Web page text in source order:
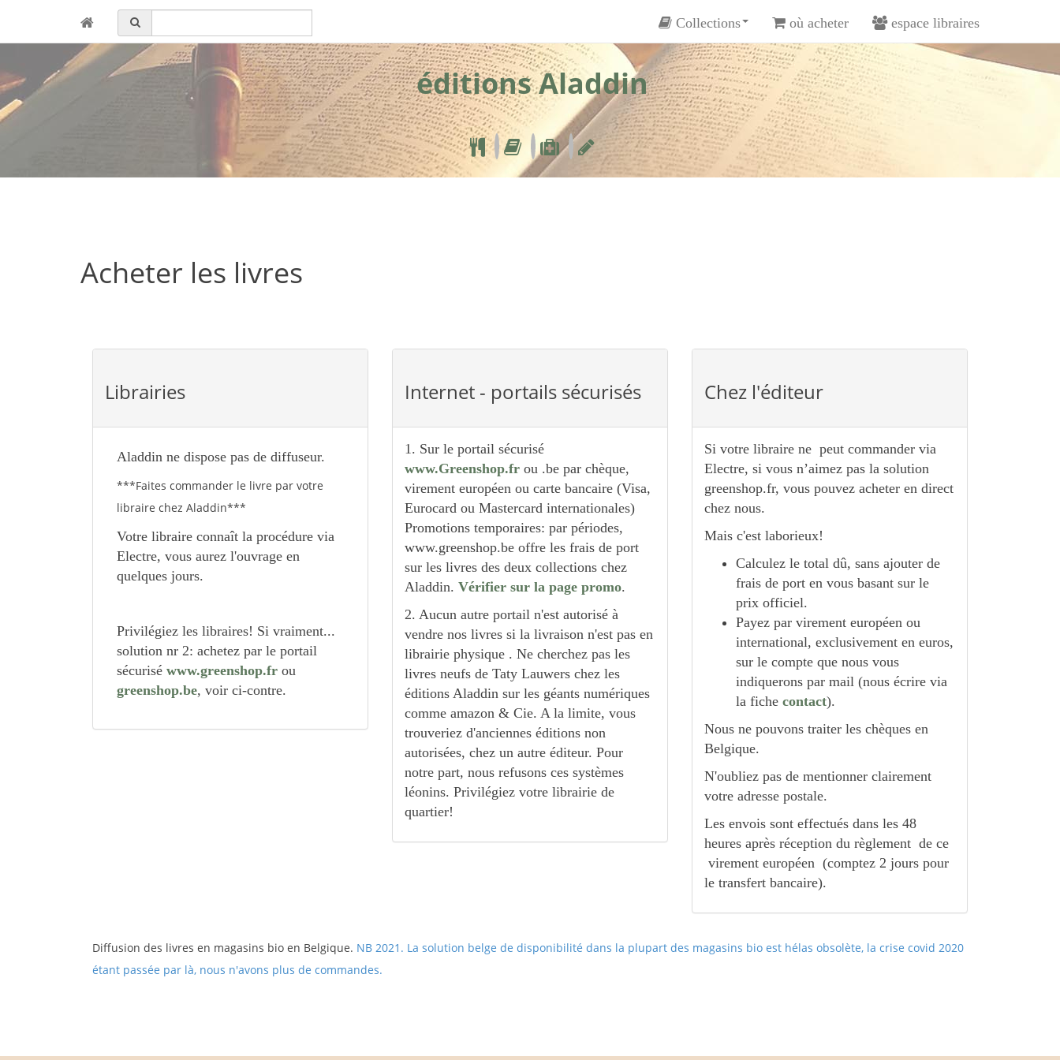
Collections où acheter espace libraires
éditions Aladdin
Acheter les livres
Librairies
Aladdin ne dispose pas de diffuseur.
***Faites commander le livre par votre
libraire chez Aladdin***
Votre libraire connaît la procédure via
Electre, vous aurez l'ouvrage en
quelques jours.
Privilégiez les libraires! Si vraiment...
solution nr 2: achetez par le portail
sécurisé www.greenshop.fr ou
greenshop.be, voir ci-contre.
Internet - portails sécurisés
1. Sur le portail sécurisé
www.Greenshop.fr ou .be par chèque,
virement européen ou carte bancaire (Visa,
Eurocard ou Mastercard internationales)
Promotions temporaires: par périodes,
www.greenshop.be offre les frais de port
sur les livres des deux collections chez
Aladdin. Vérifier sur la page promo.
2. Aucun autre portail n'est autorisé à
vendre nos livres si la livraison n'est pas en
librairie physique . Ne cherchez pas les
livres neufs de Taty Lauwers chez les
éditions Aladdin sur les géants numériques
comme amazon & Cie. A la limite, vous
trouveriez d'anciennes éditions non
autorisées, chez un autre éditeur. Pour
notre part, nous refusons ces systèmes
léonins. Privilégiez votre librairie de
quartier!
Chez l'éditeur
Si votre libraire ne peut commander via
Electre, si vous n’aimez pas la solution
greenshop.fr, vous pouvez acheter en direct
chez nous.
Mais c'est laborieux!
Calculez le total dû, sans ajouter de
frais de port en vous basant sur le
prix officiel.
Payez par virement européen ou
international, exclusivement en euros,
sur le compte que nous vous
indiquerons par mail (nous écrire via
la fiche contact).
Nous ne pouvons traiter les chèques en
Belgique.
N'oubliez pas de mentionner clairement
votre adresse postale.
Les envois sont effectués dans les 48
heures après réception du règlement de ce
virement européen (comptez 2 jours pour
le transfert bancaire).
Diffusion des livres en magasins bio en Belgique. NB 2021. La solution belge de disponibilité dans la plupart des magasins bio est hélas obsolète, la crise covid 2020
étant passée par là, nous n'avons plus de commandes.